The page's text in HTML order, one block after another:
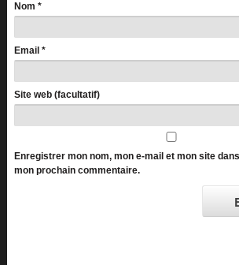
Nom *
Email *
Site web (facultatif)
Enregistrer mon nom, mon e-mail et mon site
mon prochain commentaire.